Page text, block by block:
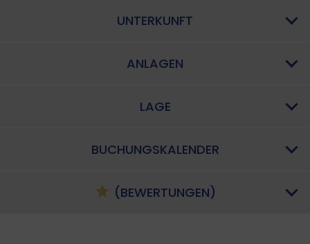
UNTERKUNFT
ANLAGEN
LAGE
BUCHUNGSKALENDER
(BEWERTUNGEN)